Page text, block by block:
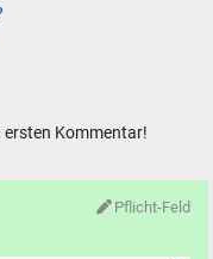
ersten Kommentar!
Pflicht-Feld